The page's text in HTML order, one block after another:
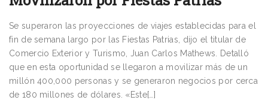
Se superaron las proyecciones de viajes establecidas para el
fin de semana largo por las Fiestas Patrias, dijo el titular de
Comercio Exterior y Turismo, Juan Carlos Mathews. Detalló
que en esta oportunidad se llegaron a movilizar más de un
millón 400,000 personas y se generaron negocios por cerca
de 180 millones de dólares. «Este[…]